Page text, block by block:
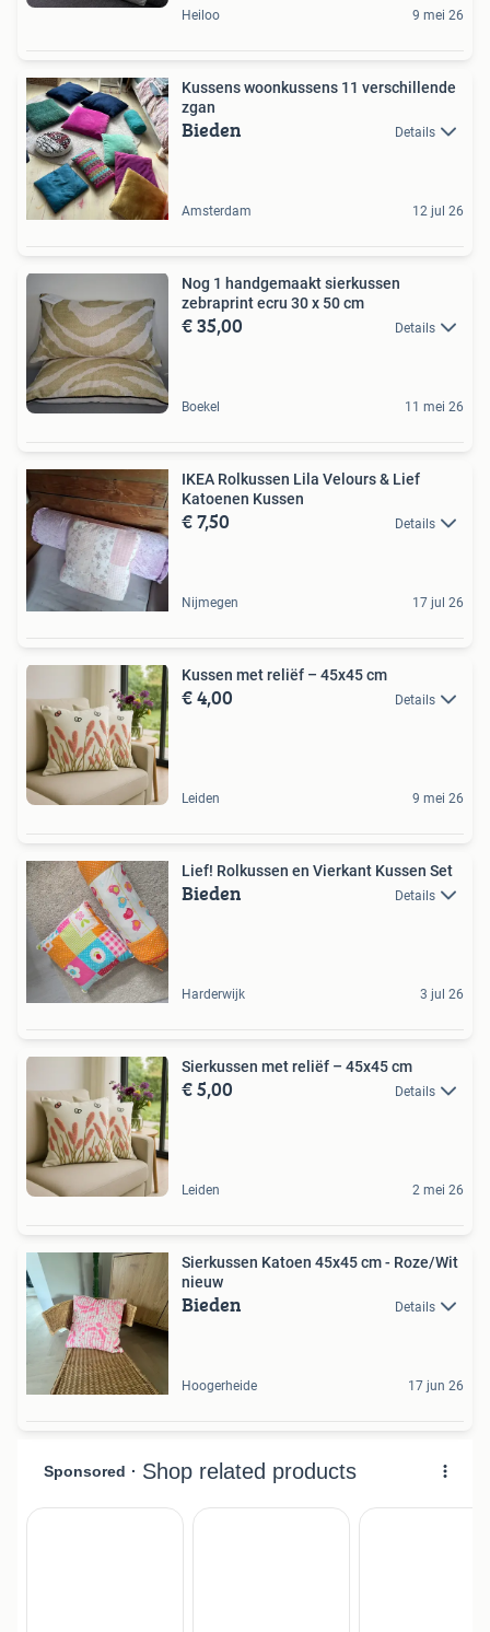
Heiloo 9 mei 26
Kussens woonkussens 11 verschillende
zgan
Bieden Details
Amsterdam 12 jul 26
Nog 1 handgemaakt sierkussen
zebraprint ecru 30 x 50 cm
€ 35,00 Details
Boekel 11 mei 26
IKEA Rolkussen Lila Velours & Lief
Katoenen Kussen
€ 7,50 Details
Nijmegen 17 jul 26
Kussen met reliëf – 45x45 cm
€ 4,00 Details
Leiden 9 mei 26
Lief! Rolkussen en Vierkant Kussen Set
Bieden Details
Harderwijk 3 jul 26
Sierkussen met reliëf – 45x45 cm
€ 5,00 Details
Leiden 2 mei 26
Sierkussen Katoen 45x45 cm - Roze/Wit
nieuw
Bieden Details
Hoogerheide 17 jun 26